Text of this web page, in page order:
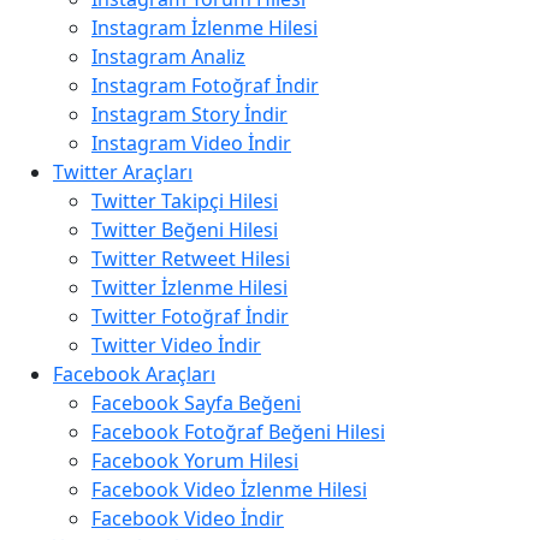
Instagram İzlenme Hilesi
Instagram Analiz
Instagram Fotoğraf İndir
Instagram Story İndir
Instagram Video İndir
Twitter Araçları
Twitter Takipçi Hilesi
Twitter Beğeni Hilesi
Twitter Retweet Hilesi
Twitter İzlenme Hilesi
Twitter Fotoğraf İndir
Twitter Video İndir
Facebook Araçları
Facebook Sayfa Beğeni
Facebook Fotoğraf Beğeni Hilesi
Facebook Yorum Hilesi
Facebook Video İzlenme Hilesi
Facebook Video İndir